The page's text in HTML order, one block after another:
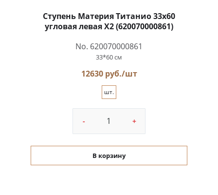
Ступень Материя Титанио 33x60
угловая левая X2 (620070000861)
No. 620070000861
33*60 см
12630 руб./шт
шт.
- +
В корзину